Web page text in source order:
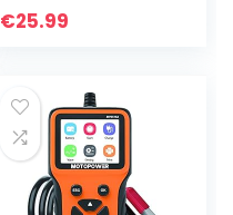
motorfiets of
€25.99